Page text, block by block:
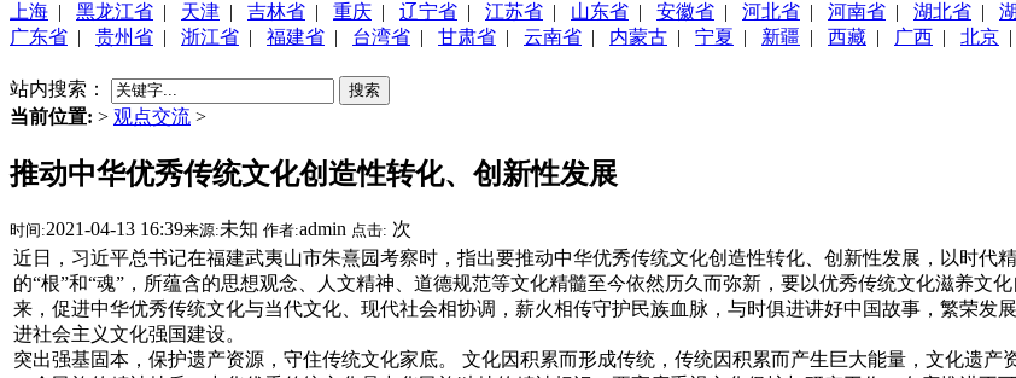
上海 | 黑龙江省 | 天津 | 吉林省 | 重庆 | 辽宁省 | 江苏省 | 山东省 | 安徽省 | 河北省 | 河南省 | 湖北省 |
广东省 | 贵州省 | 浙江省 | 福建省 | 台湾省 | 甘肃省 | 云南省 | 内蒙古 | 宁夏 | 新疆 | 西藏 | 广西 | 北京 |
站内搜索：
搜索
当前位置: > 观点交流 >
推动中华优秀传统文化创造性转化、创新性发展
时间:2021-04-13 16:39来源:未知 作者:admin 点击: 次
近日，习近平总书记在福建武夷山市朱熹园考察时，指出要推动中华优秀传统文化创造性转化、创新性发展，以时代
的“根”和“魂”，所蕴含的思想观念、人文精神、道德规范等文化精髓至今依然历久而弥新，要以优秀传统文化滋养文
来，促进中华优秀传统文化与当代文化、现代社会相协调，薪火相传守护民族血脉，与时俱进讲好中国故事，繁荣发
进社会主义文化强国建设。
突出强基固本，保护遗产资源，守住传统文化家底。 文化因积累而形成传统，传统因积累而产生巨大能量，文化遗